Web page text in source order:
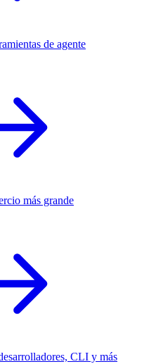
de agente
más grande
CLI y más